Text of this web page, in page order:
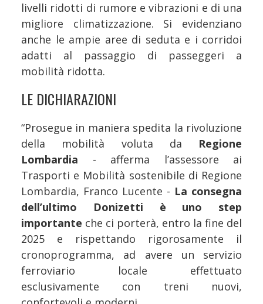
livelli ridotti di rumore e vibrazioni e di una
migliore climatizzazione. Si evidenziano
anche le ampie aree di seduta e i corridoi
adatti al passaggio di passeggeri a
mobilità ridotta.
LE DICHIARAZIONI
“Prosegue in maniera spedita la rivoluzione
della mobilità voluta da Regione
Lombardia - afferma l’assessore ai
Trasporti e Mobilità sostenibile di Regione
Lombardia, Franco Lucente - La consegna
dell’ultimo Donizetti è uno step
importante che ci porterà, entro la fine del
2025 e rispettando rigorosamente il
cronoprogramma, ad avere un servizio
ferroviario locale effettuato
esclusivamente con treni nuovi,